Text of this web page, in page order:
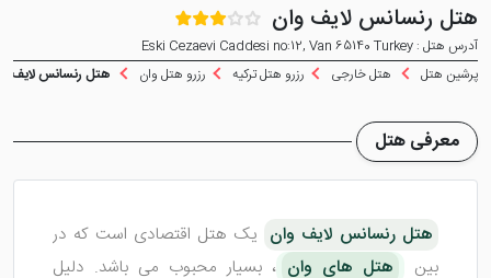
هتل رنسانس لایف وان
آدرس هتل : Eski Cezaevi Caddesi no:12, Van 65140 Turkey
پرشین هتل
هتل خارجی رزرو هتل ترکیه رزرو هتل وان هتل رنسانس لایف
معرفی هتل
هتل رنسانس لایف وان یک هتل اقتصادی است که در
بین
هتل های وان ، بسیار محبوب می باشد. دلیل